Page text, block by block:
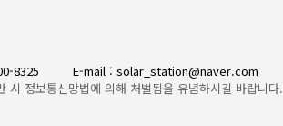
8325
E-mail : solar_station@naver.com
정보통신망법에 의해 처벌됨을 유념하시길 바랍니다.